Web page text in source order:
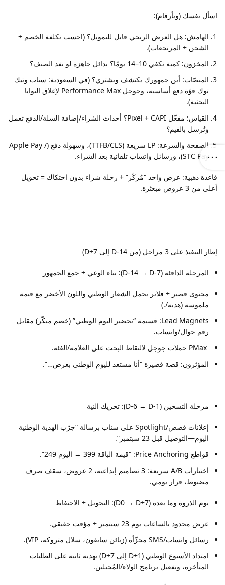
اسأل نفسك (وبأرقام):
الهامش: هل العرض الربحي قابل للتمويل؟ (احسب تكلفة الخصم +
الشحن + المرتجعات).
المخزون: كمية تكفي 10–14 يومًا؟ بدائل جاهزة لو نفد الصنف؟
المنصّات: أين جمهورك يكتشف ويشتري؟ (في السعودية: سناب وتيك
توك قوّة دفع أساسية، وجوجل Performance Max لإغلاق النوايا
البحثية).
القياس: مفعّل Pixel + CAPI؟ أحداث الشراء/إضافة السلة/الدفع تعمل
وتُرسل بالقيم؟
الصفحة والسرعة: LP سريعة (TTFB/CLS)، وسهولة دفع (Apple Pay /
STC Pay)، ورسائل واتساب تلقائية بعد الشراء.
قاعدة ذهبية: عرض واحد “مُركّز” + رحلة شراء بدون احتكاك = تحويل
أعلى من 3 عروض مبعثرة.
إطار التنفيذ على 3 مراحل (من D-14 إلى D+7)
المرحلة الدافئة (D-14 → D-7): بناء الوعي + جمع الجمهور
محتوى قصير + فلاتر يحمل الشعار الوطني واللون الأخضر مع قيمة
ملموسة (هدية/.)
Lead Magnets: قسيمة “تحضير اليوم الوطني” (خصم مبكّر) مقابل
رقم جوال/واتساب.
المؤثرون: قصة قصيرة “أنا مستعد لليوم الوطني بعرض…”.
مرحلة التسخين (D-6 → D-1): تحريك النية
إعلانات قصص/Spotlight على سناب برسالة “جرّب الهدية الوطنية
اليوم—التوصيل قبل 23 سبتمبر”.
قواطع Price Anchoring: “قيمة الباقة 399 → اليوم 249”.
اختبارات A/B سريعة: 3 تصاميم إبداعية، 2 عروض، سقف صرف
مضبوط، قرار يومي.
يوم الذروة وما بعده (D0 → D+7): التحويل + الاحتفاظ
عرض محدود بالساعات يوم 23 سبتمبر + مؤقت حقيقي.
رسائل واتساب/SMS مجزّأة (زبائن سابقون، سلال متروكة، VIP).
امتداد الأسبوع الوطني (D+1 إلى D+7) بهدية ثانية على الطلبات
المتأخرة، وتفعيل برنامج الولاء/المُحيلين.